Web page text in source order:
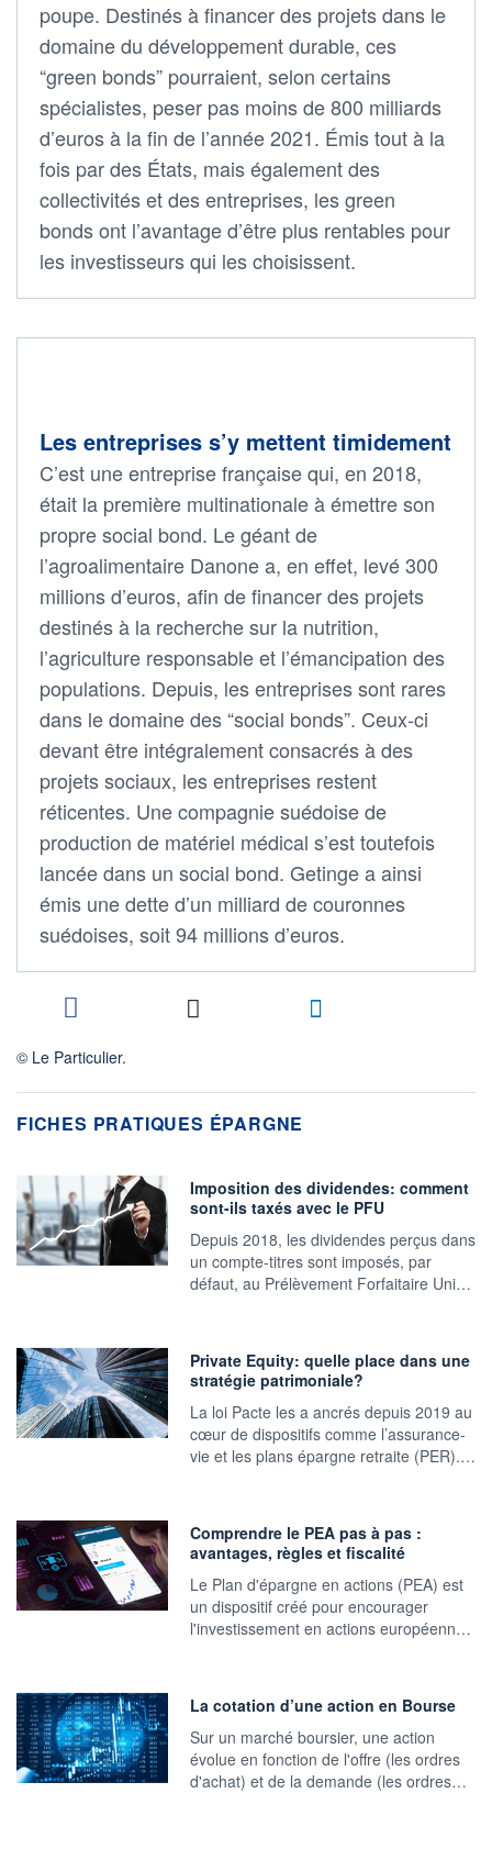
poupe. Destinés à financer des projets dans le
domaine du développement durable, ces
“green bonds” pourraient, selon certains
spécialistes, peser pas moins de 800 milliards
d’euros à la fin de l’année 2021. Émis tout à la
fois par des États, mais également des
collectivités et des entreprises, les green
bonds ont l’avantage d’être plus rentables pour
les investisseurs qui les choisissent.
Les entreprises s’y mettent timidement
C’est une entreprise française qui, en 2018,
était la première multinationale à émettre son
propre social bond. Le géant de
l’agroalimentaire Danone a, en effet, levé 300
millions d’euros, afin de financer des projets
destinés à la recherche sur la nutrition,
l’agriculture responsable et l’émancipation des
populations. Depuis, les entreprises sont rares
dans le domaine des “social bonds”. Ceux-ci
devant être intégralement consacrés à des
projets sociaux, les entreprises restent
réticentes. Une compagnie suédoise de
production de matériel médical s’est toutefois
lancée dans un social bond. Getinge a ainsi
émis une dette d’un milliard de couronnes
suédoises, soit 94 millions d’euros.
© Le Particulier.
FICHES PRATIQUES ÉPARGNE
Imposition des dividendes: comment
sont-ils taxés avec le PFU
Depuis 2018, les dividendes perçus dans
un compte-titres sont imposés, par
défaut, au Prélèvement Forfaitaire Uni…
Private Equity: quelle place dans une
stratégie patrimoniale?
La loi Pacte les a ancrés depuis 2019 au
cœur de dispositifs comme l’assurance-
vie et les plans épargne retraite (PER).…
Comprendre le PEA pas à pas :
avantages, règles et fiscalité
Le Plan d'épargne en actions (PEA) est
un dispositif créé pour encourager
l'investissement en actions européenn…
La cotation d’une action en Bourse
Sur un marché boursier, une action
évolue en fonction de l'offre (les ordres
d'achat) et de la demande (les ordres…